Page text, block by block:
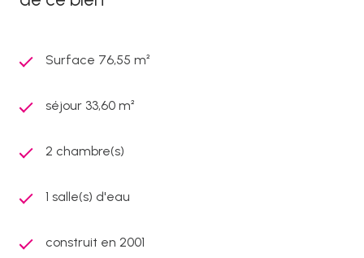
Surface 76,55 m²
séjour 33,60 m²
2 chambre(s)
1 salle(s) d'eau
construit en 2001